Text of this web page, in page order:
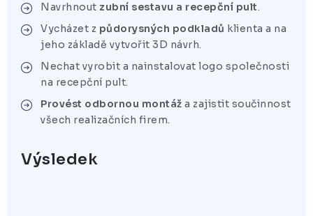
Navrhnout zubní sestavu a recepční pult.
Vycházet z půdorysných podkladů klienta a na
jeho základě vytvořit 3D návrh.
Nechat vyrobit a nainstalovat logo společnosti
na recepční pult.
Provést odbornou montáž a zajistit součinnost
všech realizačních firem.
Výsledek